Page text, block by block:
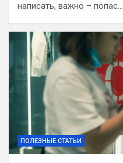
написать, важно – попас…
ПОЛЕЗНЫЕ СТАТЬИ